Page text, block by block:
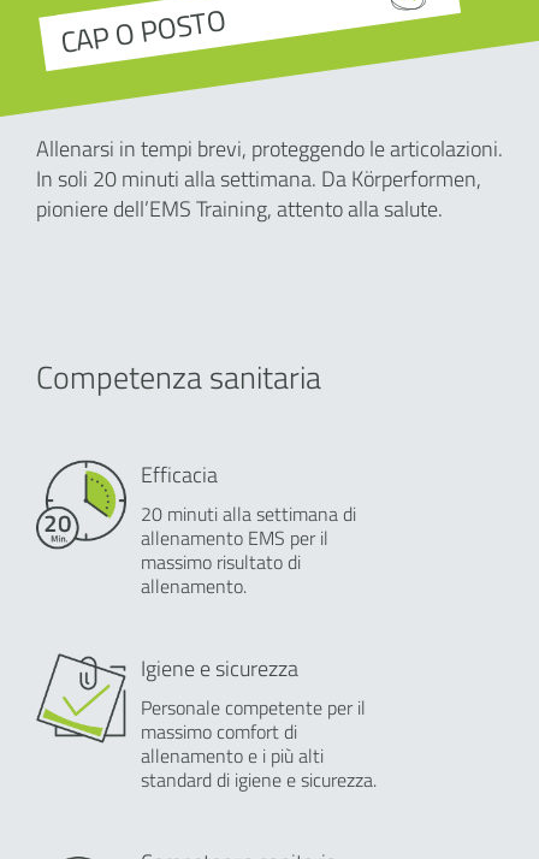
Allenarsi in tempi brevi, proteggendo le articolazioni.
In soli 20 minuti alla settimana. Da Körperformen,
pioniere dell’EMS Training, attento alla salute.
Competenza sanitaria
Efficacia
20 minuti alla settimana di
allenamento EMS per il
massimo risultato di
allenamento.
Igiene e sicurezza
Personale competente per il
massimo comfort di
allenamento e i più alti
standard di igiene e sicurezza.